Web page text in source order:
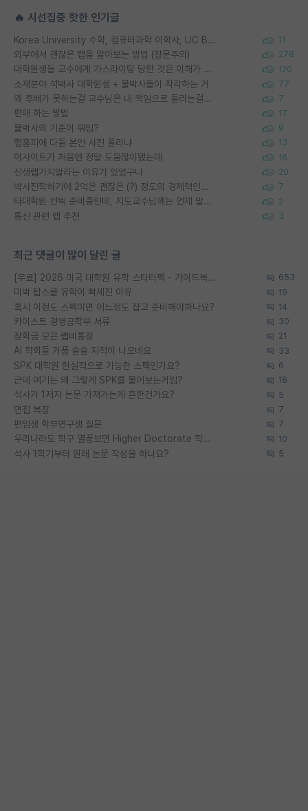
🔥 시선집중 핫한 인기글
Korea University 수학, 컴퓨터과학 이학사, UC Berkeley 산업공학 대학원 공학박사가 되는 것은 쉽지 않겠죠? 11
외부에서 괜찮은 랩을 알아보는 방법 (장문주의) 278
대학원생들 교수에게 가스라이팅 당한 것은 이해가 갑니다. 안타깝네요. 120
소재분야 석박사 대학원생 + 물박사들이 착각하는 거 77
왜 후배가 못하는걸 교수님은 내 책임으로 돌리는걸까요? 7
편애 하는 방법 17
물박사의 기준이 뭐임? 9
랩홈피에 다들 본인 사진 올리냐 13
이사이트가 처음엔 정말 도움많이됐는데 16
신생랩가지말라는 이유가 있었구나 20
박사진학하기에 2억은 괜찮은 (?) 정도의 경제력인가요 7
타대학원 컨텍 준비중인데, 지도교수님께는 언제 말씀드려야 할까요? 2
통신 관련 랩 추천 3
최근 댓글이 많이 달린 글
[무료] 2026 미국 대학원 유학 스타터팩 - 가이드북 & 합격자 컨택메일 템플릿 653
미박 탑스쿨 유학이 빡세진 이유 19
혹시 이정도 스펙이면 어느정도 잡고 준비해야하나요? 14
카이스트 경영공학부 서류 30
장학금 모은 랩비통장 21
AI 학회들 거품 슬슬 지적이 나오네요 33
SPK 대학원 현실적으로 가능한 스펙인가요? 6
근데 여기는 왜 그렇게 SPK를 물어보는거임? 18
석사가 1저자 논문 가져가는게 흔한건가요? 5
면접 복장 7
편입생 학부연구생 질문 7
우리나라도 학구 열풍보면 Higher Doctorate 학위가 필요하다고 봅니다. 10
석사 1학기부터 원래 논문 작성을 하나요? 5